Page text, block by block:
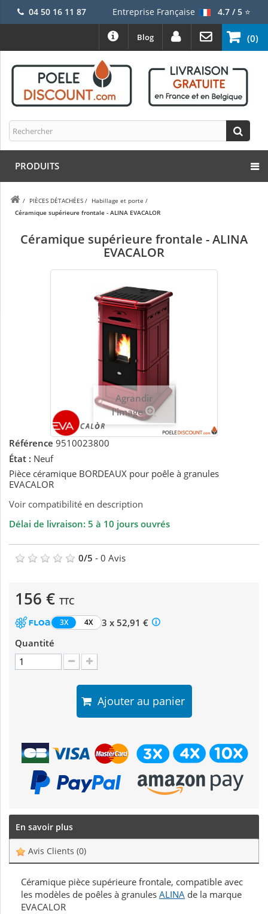
04 50 16 11 87 Entreprise Française 4.7 / 5⭐
(0)
Blog
PRODUITS
/ PIÈCES DÉTACHÉES / Habillage et porte /
Céramique supérieure frontale - ALINA EVACALOR
Céramique supérieure frontale - ALINA
EVACALOR
Agrandir
l'image
Référence 9510023800
État : Neuf
Pièce céramique BORDEAUX pour poêle à granules
EVACALOR
Voir compatibilité en description
Délai de livraison: 5 à 10 jours ouvrés
0/5 - 0 Avis
156 € TTC
3X 4X
3 x 52,91 €
Quantité
Ajouter au panier
En savoir plus
Avis Clients (0)
Céramique pièce supérieure frontale, compatible avec
les modèles de poêles à granules ALINA de la marque
EVACALOR